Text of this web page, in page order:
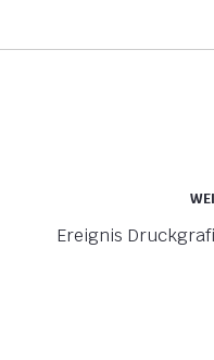
Ereignis